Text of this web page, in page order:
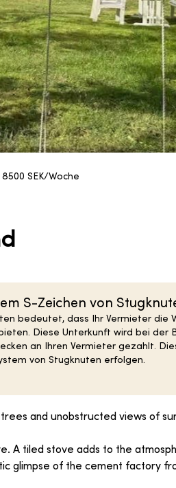
8500 SEK/Woche
S-Zeichen von
bedeutet, dass Ihr Vermieter die
Diese Unterkunft wird bei der
an Ihren Vermieter gezahlt.
von Stugknuten erfolgen.
and unobstructed views of
A tiled stove adds to the
glimpse of the cement factory